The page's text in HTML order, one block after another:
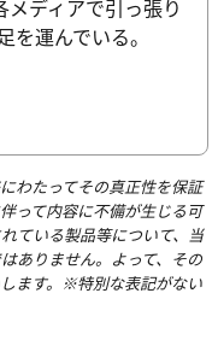
メディアで引っ張り
運んでいる。
わたってその真正性を保証
って内容に不備が生じる可
ている製品等について、当
ありません。よって、その
ます。※特別な表記がない